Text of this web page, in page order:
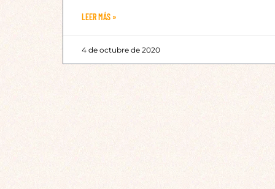
LEER MÁS »
4 de octubre de 2020